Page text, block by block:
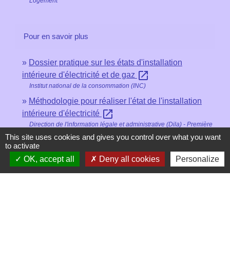
Pour en savoir plus
Dossier pratique sur les états d'installation
intérieure d'électricité et de gaz open_in_new
Institut national de la consommation (INC)
Méthodologie pour réaliser l'état de l'installation
intérieure d'électricité open_in_new
Direction de l'information légale et administrative (Dila) - Première
Site du Comité national pour la sécurité des
usagers de l'électricité (Consuel)open_in_new
This site uses cookies and gives you control over what you want
to activate
OK, accept all
Deny all cookies Personalize